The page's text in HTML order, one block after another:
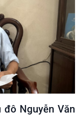
Nguyễn Văn